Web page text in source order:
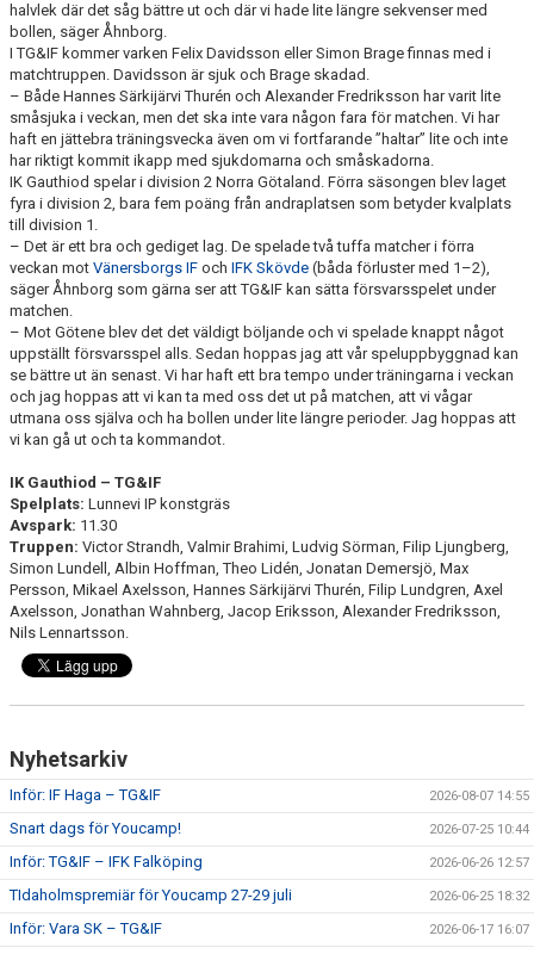
halvlek där det såg bättre ut och där vi hade lite längre sekvenser med
bollen, säger Åhnborg.
I TG&IF kommer varken Felix Davidsson eller Simon Brage finnas med i
matchtruppen. Davidsson är sjuk och Brage skadad.
– Både Hannes Särkijärvi Thurén och Alexander Fredriksson har varit lite
småsjuka i veckan, men det ska inte vara någon fara för matchen. Vi har
haft en jättebra träningsvecka även om vi fortfarande ”haltar” lite och inte
har riktigt kommit ikapp med sjukdomarna och småskadorna.
IK Gauthiod spelar i division 2 Norra Götaland. Förra säsongen blev laget
fyra i division 2, bara fem poäng från andraplatsen som betyder kvalplats
till division 1.
– Det är ett bra och gediget lag. De spelade två tuffa matcher i förra
veckan mot Vänersborgs IF och IFK Skövde (båda förluster med 1–2),
säger Åhnborg som gärna ser att TG&IF kan sätta försvarsspelet under
matchen.
– Mot Götene blev det det väldigt böljande och vi spelade knappt något
uppställt försvarsspel alls. Sedan hoppas jag att vår speluppbyggnad kan
se bättre ut än senast. Vi har haft ett bra tempo under träningarna i veckan
och jag hoppas att vi kan ta med oss det ut på matchen, att vi vågar
utmana oss själva och ha bollen under lite längre perioder. Jag hoppas att
vi kan gå ut och ta kommandot.
IK Gauthiod – TG&IF
Spelplats: Lunnevi IP konstgräs
Avspark: 11.30
Truppen: Victor Strandh, Valmir Brahimi, Ludvig Sörman, Filip Ljungberg,
Simon Lundell, Albin Hoffman, Theo Lidén, Jonatan Demersjö, Max
Persson, Mikael Axelsson, Hannes Särkijärvi Thurén, Filip Lundgren, Axel
Axelsson, Jonathan Wahnberg, Jacop Eriksson, Alexander Fredriksson,
Nils Lennartsson.
Nyhetsarkiv
Inför: IF Haga – TG&IF 2026-08-07 14:55
Snart dags för Youcamp! 2026-07-25 10:44
Inför: TG&IF – IFK Falköping 2026-06-26 12:57
TIdaholmspremiär för Youcamp 27-29 juli 2026-06-25 18:32
Inför: Vara SK – TG&IF 2026-06-17 16:07